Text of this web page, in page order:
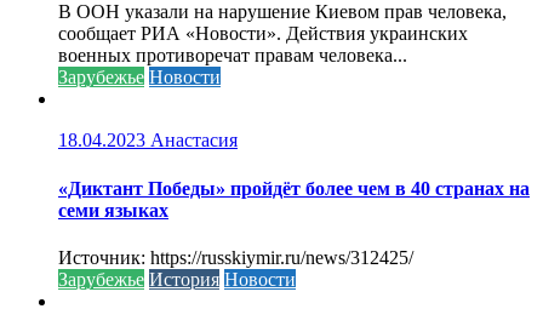
В ООН указали на нарушение Киевом прав человека,
сообщает РИА «Новости». Действия украинских
военных противоречат правам человека...
Зарубежье Новости
18.04.2023 Анастасия
«Диктант Победы» пройдёт более чем в 40 странах на
семи языках
Источник: https://russkiymir.ru/news/312425/
Зарубежье История Новости